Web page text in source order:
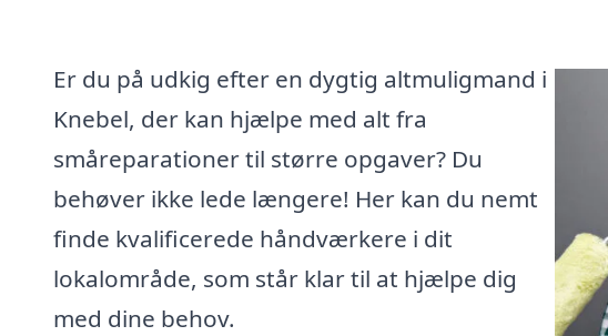
Er du på udkig efter en dygtig altmuligmand i
Knebel, der kan hjælpe med alt fra
småreparationer til større opgaver? Du
behøver ikke lede længere! Her kan du nemt
finde kvalificerede håndværkere i dit
lokalområde, som står klar til at hjælpe dig
med dine behov.